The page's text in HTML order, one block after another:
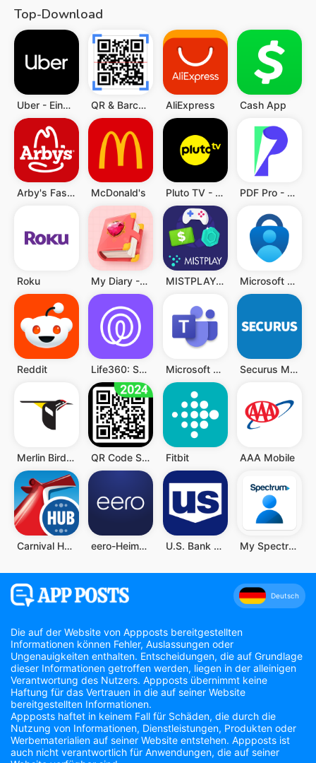
Top-Download
Uber - Eine Fahrt bestellen QR & Barcode Scanner (Deutsch) AliExpress Cash App
Arby's Fast Food Sandwiches McDonald's Pluto TV - TV, Filme & Serien PDF Pro - Reader & Maker
Roku My Diary - Diary With Lock MISTPLAY: Spiele für Belohnung Microsoft Authenticator
Reddit Life360: Standort teilen Microsoft Teams Securus Mobile
Merlin Bird ID von Cornell Lab QR Code Scanner (Deutsch) Fitbit AAA Mobile
Carnival HUB eero-Heim-WLAN-System U.S. Bank Mobile Banking My Spectrum
Deutsch
Die auf der Website von Appposts bereitgestellten
Informationen können Fehler, Auslassungen oder
Ungenauigkeiten enthalten. Entscheidungen, die auf Grundlage
dieser Informationen getroffen werden, liegen in der alleinigen
Verantwortung des Nutzers. Appposts übernimmt keine
Haftung für das Vertrauen in die auf seiner Website
bereitgestellten Informationen.
Appposts haftet in keinem Fall für Schäden, die durch die
Nutzung von Informationen, Dienstleistungen, Produkten oder
Werbematerialien auf seiner Website entstehen. Appposts ist
auch nicht verantwortlich für Anwendungen, die auf seiner